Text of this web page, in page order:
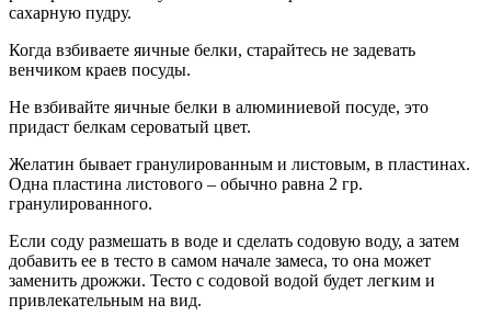
сахарную пудру.
Когда взбиваете яичные белки, старайтесь не задевать
венчиком краев посуды.
Не взбивайте яичные белки в алюминиевой посуде, это
придаст белкам сероватый цвет.
Желатин бывает гранулированным и листовым, в пластинах.
Одна пластина листового – обычно равна 2 гр.
гранулированного.
Если соду размешать в воде и сделать содовую воду, а затем
добавить ее в тесто в самом начале замеса, то она может
заменить дрожжи. Тесто с содовой водой будет легким и
привлекательным на вид.